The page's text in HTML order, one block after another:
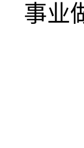
事业